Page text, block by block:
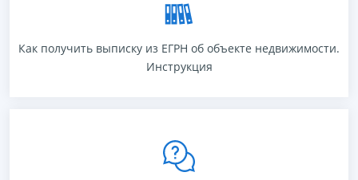
Как получить выписку из ЕГРН об объекте недвижимости.
Инструкция
недвижимостью, оформлении ипотеки или приватизации
квартиры, для информации о наличии обременений и
ПОДРОБНЕЕ
департамент. Если не нашли ответ, воспользуйтесь сервисом